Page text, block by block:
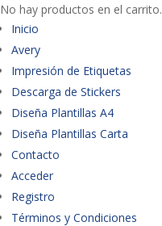
No hay productos en el carrito.
Inicio
Avery
Impresión de Etiquetas
Descarga de Stickers
Diseña Plantillas A4
Diseña Plantillas Carta
Contacto
Acceder
Registro
Términos y Condiciones